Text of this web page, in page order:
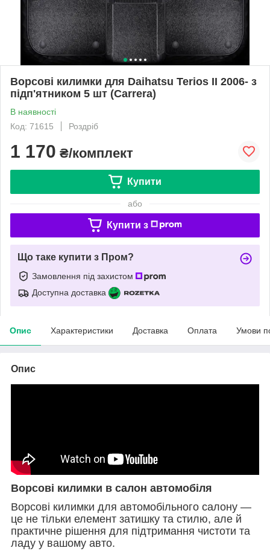
Ворсові килимки для Daihatsu Terios II 2006- з
підп'ятником 5 шт (Carrera)
В наявності
Код: 71615
Роздріб
1 170 ₴/комплект
Купити
або
Купити з
Що таке купити з Пром?
Замовлення під захистом
Доступна доставка
Опис Характеристики Доставка Оплата Умови
Опис
Ворсові килимки в салон автомобіля
Ворсові килимки для автомобільного салону —
це не тільки елемент затишку та стилю, але й
практичне рішення для підтримання чистоти та
ладу у вашому авто.